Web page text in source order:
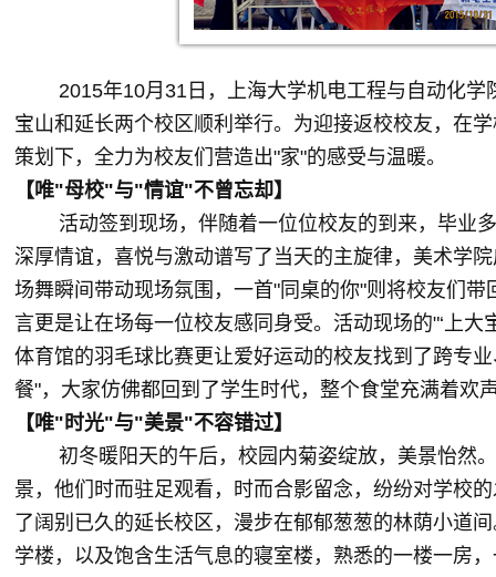
2015年10月31日，上海大学机电工程与自动化学
宝山和延长两个校区顺利举行。为迎接返校校友，在
策划下，全力为校友们营造出"家"的感受与温暖。
【唯"母校"与"情谊"不曾忘却】
活动签到现场，伴随着一位位校友的到来，毕业多
深厚情谊，喜悦与激动谱写了当天的主旋律，美术学
场舞瞬间带动现场氛围，一首"同桌的你"则将校友们
言更是让在场每一位校友感同身受。活动现场的"‘上
体育馆的羽毛球比赛更让爱好运动的校友找到了跨专
餐"，大家仿佛都回到了学生时代，整个食堂充满着欢
【唯"时光"与"美景"不容错过】
初冬暖阳天的午后，校园内菊姿绽放，美景怡然。
景，他们时而驻足观看，时而合影留念，纷纷对学校
了阔别已久的延长校区，漫步在郁郁葱葱的林荫小道
学楼，以及饱含生活气息的寝室楼，熟悉的一楼一房